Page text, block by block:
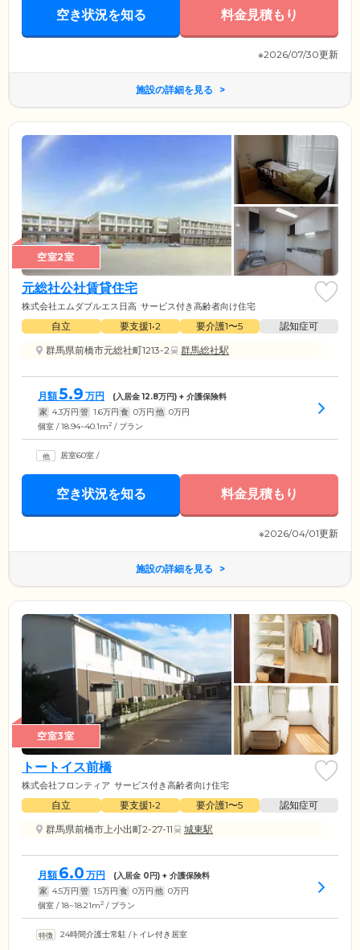
空き状況を知る 料金見積もり
※2026/07/30更新
施設の詳細を見る
空室2室
元総社公社賃貸住宅
株式会社エムダブルエス日高 サービス付き高齢者向け住宅
自立 要支援1•2 要介護1〜5
認知症可
群馬県前橋市元総社町1213-2
群馬総社駅
月額5.9 万円 (入居金12.8万円) + 介護保険料
家 4.3万円 管 1.6万円 食 0万円 他 0万円
個室 / 18.94~40.1m2 / プラン
居室60室 /
空き状況を知る 料金見積もり
※2026/04/01更新
施設の詳細を見る
空室3室
トートイス前橋
株式会社フロンティア サービス付き高齢者向け住宅
自立 要支援1•2 要介護1〜5
認知症可
群馬県前橋市上小出町2-27-11
城東駅
月額 6.0 万円 (入居金 0 円) + 介護保険料
家 4.5万円 管 1.5万円 食 0万円 他 0万円
個室 / 18~18.21m2 / プラン
24時間介護士常駐 /トイレ付き居室